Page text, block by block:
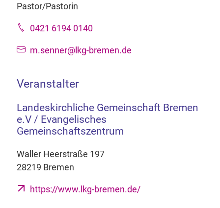
Pastor/Pastorin
0421 6194 0140
m.senner@lkg-bremen.de
Veranstalter
Landeskirchliche Gemeinschaft Bremen
e.V / Evangelisches
Gemeinschaftszentrum
Waller Heerstraße 197
28219 Bremen
https://www.lkg-bremen.de/